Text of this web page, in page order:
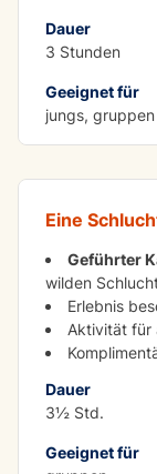
Dauer
3 Stunden
Geeignet für
jungs, gruppen
Schulen und
Eine
Geführter
wilden
Erlebnis
Aktivität für
Dauer
3½ Std.
Geeignet für